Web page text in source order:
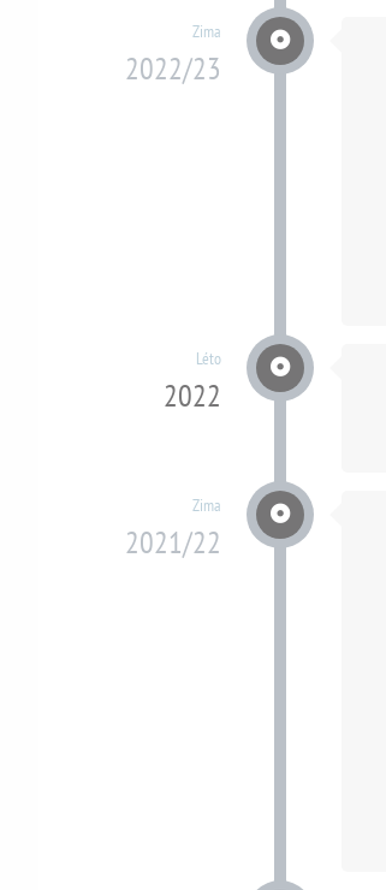
Zima
2022/23
Léto
2022
Zima
2021/22